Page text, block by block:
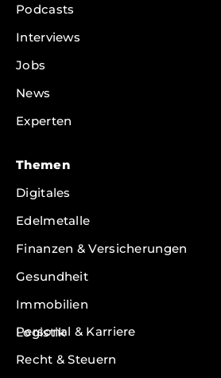
Podcasts
Interviews
Jobs
News
Experten
Themen
Digitales
Edelmetalle
Finanzen & Versicherungen
Gesundheit
Immobilien
Logistik
Personal & Karriere
Recht & Steuern